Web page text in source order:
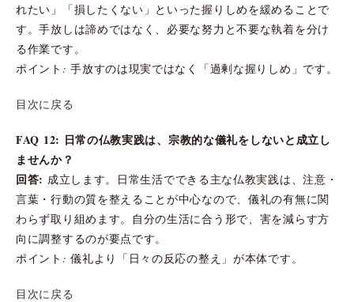
れたい」「損したくない」といった握りしめを緩めることで
す。手放しは諦めではなく、必要な努力と不要な執着を分け
る作業です。
ポイント: 手放すのは現実ではなく「過剰な握りしめ」です。
目次に戻る
FAQ 12: 日常の仏教実践は、宗教的な儀礼をしないと成立し
ませんか？
回答: 成立します。日常生活でできる主な仏教実践は、注意・
言葉・行動の質を整えることが中心なので、儀礼の有無に関
わらず取り組めます。自分の生活に合う形で、害を減らす方
向に調整するのが要点です。
ポイント: 儀礼より「日々の反応の整え」が本体です。
目次に戻る